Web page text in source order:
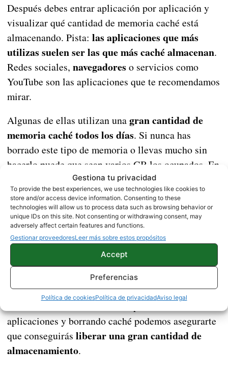
Gestiona tu privacidad
To provide the best experiences, we use technologies like cookies to
store and/or access device information. Consenting to these
technologies will allow us to process data such as browsing behavior or
unique IDs on this site. Not consenting or withdrawing consent, may
adversely affect certain features and functions.
Gestionar proveedoresLeer más sobre estos propósitos
Accept
Preferencias
Política de cookiesPolítica de privacidadAviso legal
Después debes entrar aplicación por aplicación y
visualizar qué cantidad de memoria caché está
almacenando. Pista: las aplicaciones que más
utilizas suelen ser las que más caché almacenan.
Redes sociales, navegadores o servicios como
YouTube son las aplicaciones que te recomendamos
mirar.
Algunas de ellas utilizan unagran cantidad de
memoria caché todos los días. Si nunca has
borrado este tipo de memoria o llevas mucho sin
hacerlo puede que sean varios GB los ocupados. En
nuestro caso llevamos utilizando un Galaxy S20
durante, más o menos, un mes, y Google Chrome ha
almacenado más de600 MB de memoria caché.
¡Imagina varios meses o incluso años!
Puede que tu dispositivo esté sinespacio
disponible por culpa de la memoria caché
. No en
todas las aplicaciones habrá una gran cantidad,
pues algunas aplicaciones solo ocupan de 5 a 30
MB. Si estas un buen rato comprobando
aplicaciones y borrando caché podemos asegurarte
que conseguirás liberar una gran cantidad de
almacenamiento.